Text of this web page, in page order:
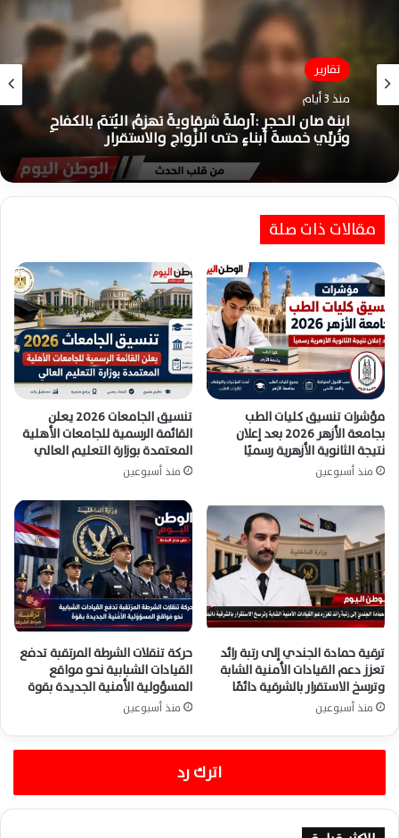
تقارير
منذ 3 أيام
ابنة صان الحجر :أرملةٌ شرقاويةٌ تهزمُ اليُتمَ بالكفاحِ
وتُربِّي خمسةَ أبناءٍ حتى الزَّواجِ والاستقرار
مقالات ذات صلة
مؤشرات تنسيق كليات الطب
بجامعة الأزهر 2026 بعد إعلان
نتيجة الثانوية الأزهرية رسميًا
منذ أسبوعين
تنسيق الجامعات 2026 يعلن
القائمة الرسمية للجامعات الأهلية
المعتمدة بوزارة التعليم العالي
منذ أسبوعين
ترقية حمادة الجندي إلى رتبة رائد
تعزز دعم القيادات الأمنية الشابة
وترسخ الاستقرار بالشرقية دائمًا
منذ أسبوعين
حركة تنقلات الشرطة المرتقبة تدفع
القيادات الشبابية نحو مواقع
المسؤولية الأمنية الجديدة بقوة
منذ أسبوعين
اترك رد